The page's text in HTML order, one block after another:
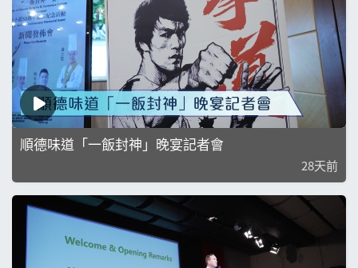
順德味道「一飯封神」晚宴記者會
28天前